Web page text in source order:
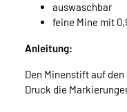
auswaschbar
feine Mine mit
Anleitung:
Den Minenstift auf
Druck die